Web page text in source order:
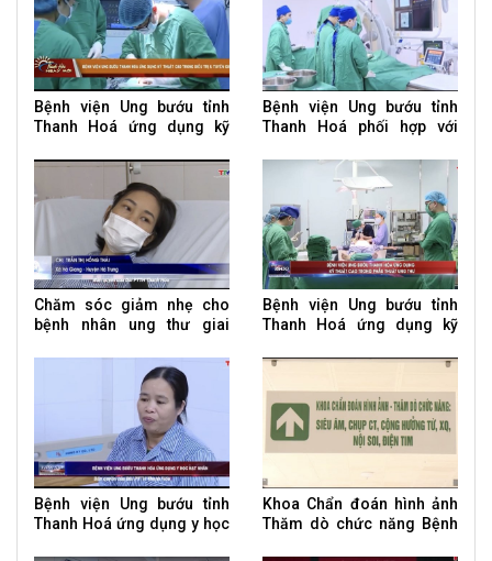
Bệnh viện Ung bướu tỉnh
Thanh Hoá ứng dụng kỹ
tuyến giáp
Bệnh viện Ung bướu tỉnh
Thanh Hoá phối hợp với
cao kỹ thuật trong điều trị
Chăm sóc giảm nhẹ cho
bệnh nhân ung thư giai
Bệnh viện Ung bướu tỉnh
Thanh Hoá ứng dụng kỹ
ung thư Bệnh viện U
Bệnh viện Ung bướu tỉnh
Thanh Hoá ứng dụng y học
Khoa Chẩn đoán hình ảnh
Thăm dò chức năng Bệnh